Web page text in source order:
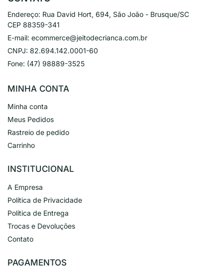
Endereço: Rua David Hort, 694, São João - Brusque/SC
CEP 88359-341
E-mail: ecommerce@jeitodecrianca.com.br
CNPJ: 82.694.142.0001-60
Fone: (47) 98889-3525
MINHA CONTA
Minha conta
Meus Pedidos
Rastreio de pedido
Carrinho
INSTITUCIONAL
A Empresa
Política de Privacidade
Política de Entrega
Trocas e Devoluções
Contato
PAGAMENTOS